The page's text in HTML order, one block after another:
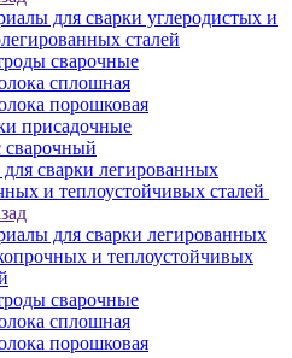
для сварки углеродистых и
сталей
сварочные
сплошная
порошковая
присадочные
сварки легированных
и теплоустойчивых сталей
для сварки легированных
и теплоустойчивых
сварочные
сплошная
порошковая